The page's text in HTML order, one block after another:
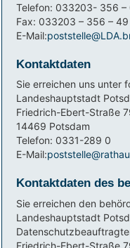
Telefon: 033203- 356 –
Fax: 033203 – 356 – 49
E-Mail:
Kontaktdaten
Sie erreichen uns unter
Landeshauptstadt
Friedrich-Ebert-Straße
14469 Potsdam
Telefon: 0331-289 0
E-Mail:
Kontaktdaten des
Sie erreichen den
Landeshauptstadt
Friedrich-Ebert-Straße